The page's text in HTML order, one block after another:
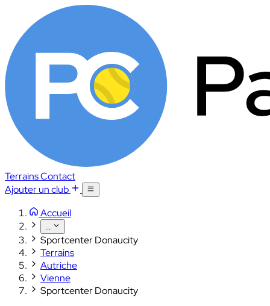
TerrainsContact
Ajouter un club
Accueil
...
Sportcenter Donaucity
Terrains
Autriche
Vienne
Sportcenter Donaucity